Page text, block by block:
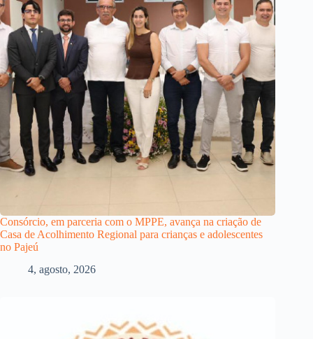
Consórcio, em parceria com o MPPE, avança na criação de
Casa de Acolhimento Regional para crianças e adolescentes
no Pajeú
4, agosto, 2026